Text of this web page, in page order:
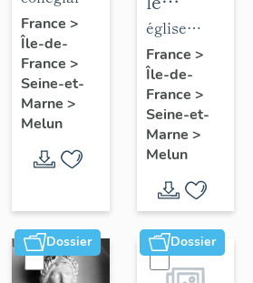
de la
collégiale
Notre-
Dame
Notre-
Dame
France >
Île-de-
France >
Seine-et-
Marne >
Melun
mobilier
de
l'église
Saint-
Aspais
église
paroissiale
Saint-
Aspais
France >
Île-de-
France >
Seine-et-
Marne >
Melun
Dossier Dossier